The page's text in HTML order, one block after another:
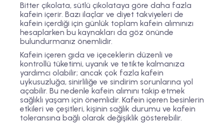
Bitter çikolata, sütlü çikolataya göre daha fazla
kafein içerir. Bazı ilaçlar ve diyet takviyeleri de
kafein içerdiği için günlük toplam kafein alımınızı
hesaplarken bu kaynakları da göz önünde
bulundurmanız önemlidir.
Kafein içeren gıda ve içeceklerin düzenli ve
kontrollü tüketimi, uyanık ve tetikte kalmanıza
yardımcı olabilir; ancak çok fazla kafein
uykusuzluğa, sinirliliğe ve sindirim sorunlarına yol
açabilir. Bu nedenle kafein alımını takip etmek
sağlıklı yaşam için önemlidir. Kafein içeren besinlerin
etkileri ve çeşitleri, kişinin sağlık durumu ve kafein
toleransına bağlı olarak değişiklik gösterebilir.